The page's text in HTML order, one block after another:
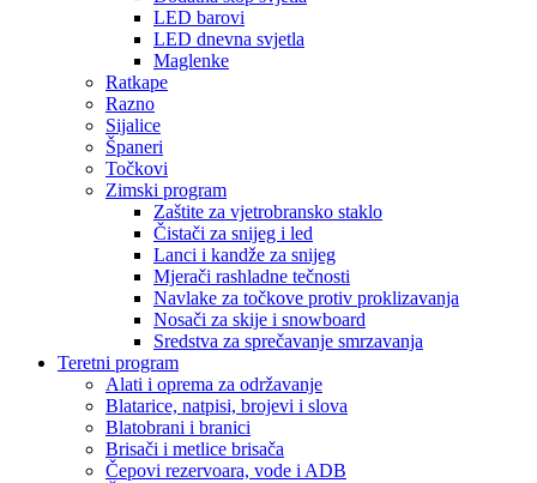
LED barovi
LED dnevna svjetla
Maglenke
Ratkape
Razno
Sijalice
Španeri
Točkovi
Zimski program
Zaštite za vjetrobransko staklo
Čistači za snijeg i led
Lanci i kandže za snijeg
Mjerači rashladne tečnosti
Navlake za točkove protiv proklizavanja
Nosači za skije i snowboard
Sredstva za sprečavanje smrzavanja
Teretni program
Alati i oprema za održavanje
Blatarice, natpisi, brojevi i slova
Blatobrani i branici
Brisači i metlice brisača
Čepovi rezervoara, vode i ADB